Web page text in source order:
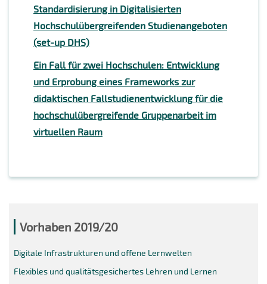
Standardisierung in Digitalisierten
Hochschulübergreifenden Studienangeboten
(set-up DHS)
Ein Fall für zwei Hochschulen: Entwicklung
und Erprobung eines Frameworks zur
didaktischen Fallstudienentwicklung für die
hochschulübergreifende Gruppenarbeit im
virtuellen Raum
Vorhaben 2019/20
Digitale Infrastrukturen und offene Lernwelten
Flexibles und qualitätsgesichertes Lehren und Lernen